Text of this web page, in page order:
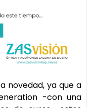
novedad, ya que a
-con una